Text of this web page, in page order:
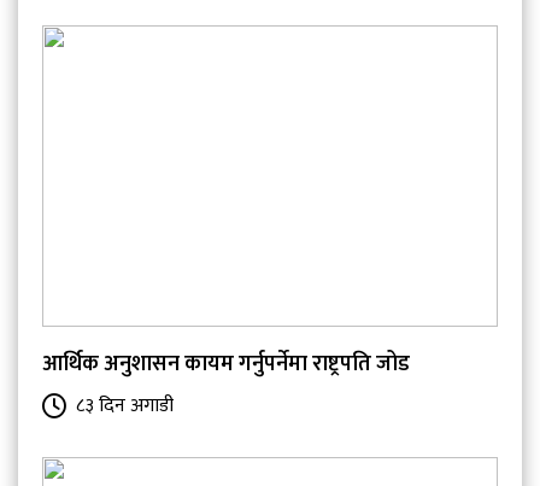
आर्थिक अनुशासन कायम गर्नुपर्नेमा राष्ट्रपति जोड
८३ दिन अगाडी